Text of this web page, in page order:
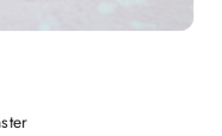
KOSZYKA